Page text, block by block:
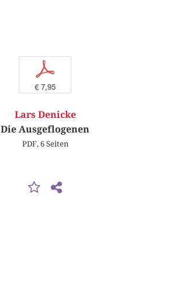
p
€ 7,95
Lars Denicke
Die Ausgeflogenen
PDF, 6 Seiten